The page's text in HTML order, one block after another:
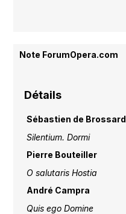
Note ForumOpera.com
Détails
Sébastien de Brossard
Silentium. Dormi
Pierre Bouteiller
O salutaris Hostia
André Campra
Quis ego Domine